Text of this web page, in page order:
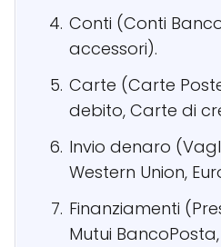
Conti (Conti
accessori).
Carte (Carte
debito, Carte di
Invio denaro
Western Union,
Finanziamenti
Mutui